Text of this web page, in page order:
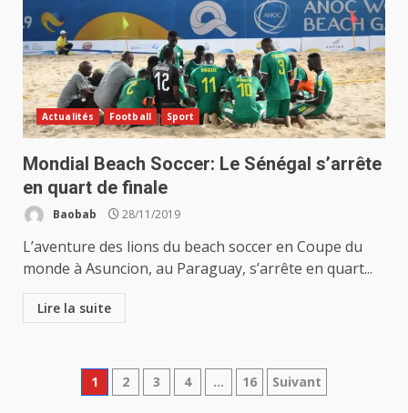
Actualités Football Sport
Mondial Beach Soccer: Le Sénégal s’arrête
en quart de finale
Baobab 28/11/2019
L’aventure des lions du beach soccer en Coupe du
monde à Asuncion, au Paraguay, s’arrête en quart...
Lire la suite
Pagination
1 2 3 4 … 16 Suivant